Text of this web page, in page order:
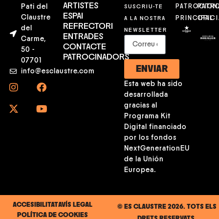
Pati del
Claustre
del
Carme,
50 -
07701
info@esclaustre.com
ARTISTES
ESPAI
REFRECTORI
ENTRADES
CONTACTE
PATROCINADORS
SUSCRIU-TE
A LA NOSTRA
NEWSLETTER
ENVIAR
Esta web ha sido
desarrollada
gracias al
Programa Kit
Digital financiado
por los fondos
NextGenerationEU
de la Unión
Europea.
PRINCIPAL
© ES CLAUSTRE 2026. TOTS ELS
ACCESIBILITATAVÍS LEGAL
POLÍTICA DE COOKIES